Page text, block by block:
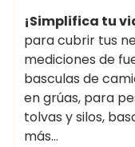
¡Simplifica tu
para cubrir tus
mediciones de
basculas de
en grúas, para
tolvas y silos,
más…